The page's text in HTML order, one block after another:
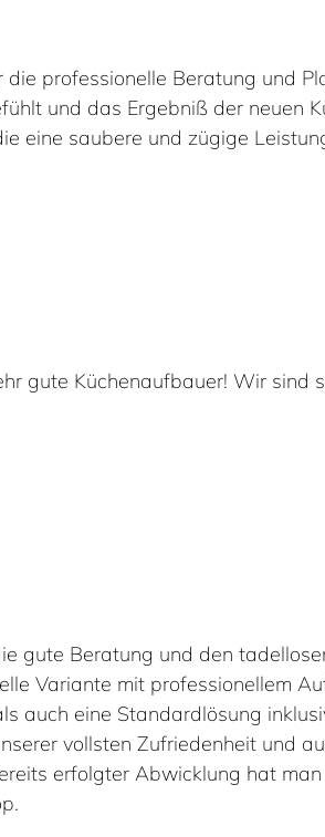
die professionelle Beratung und
und das Ergebniß der neuen
eine saubere und zügige
gute Küchenaufbauer! Wir sind
gute Beratung und den
Variante mit professionellem
auch eine Standardlösung
vollsten Zufriedenheit und
erfolgter Abwicklung hat